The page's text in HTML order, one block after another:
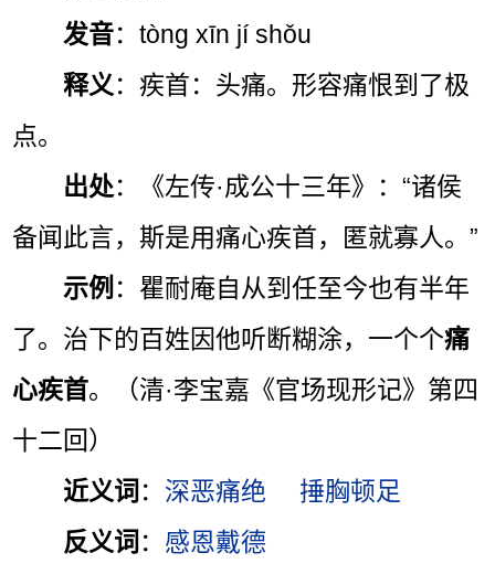
发音：tòng xīn jí shǒu
释义 ：疾首：头痛。形容痛恨到了极
点。
出处：《左传·成公十三年》：“诸侯
备闻此言，斯是用痛心疾首，匿就寡人。”
示例 ：瞿耐庵自从到任至今也有半年
了。治下的百姓因他听断糊涂，一个个痛
心疾首。（清·李宝嘉《官场现形记》第四
十二回）
近义词 ： 深恶痛绝
捶胸顿足
反义词 ： 感恩戴德